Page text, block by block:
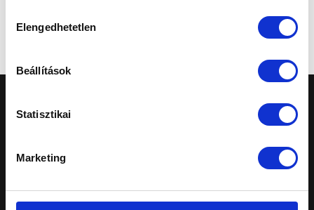
kiválasztása
Elengedhetetlen
Beállítások
Statisztikai
Marketing
A honlapon feltüntetett árak tájékoztató
jellegűek, nem minősülnek ajánlattételnek.